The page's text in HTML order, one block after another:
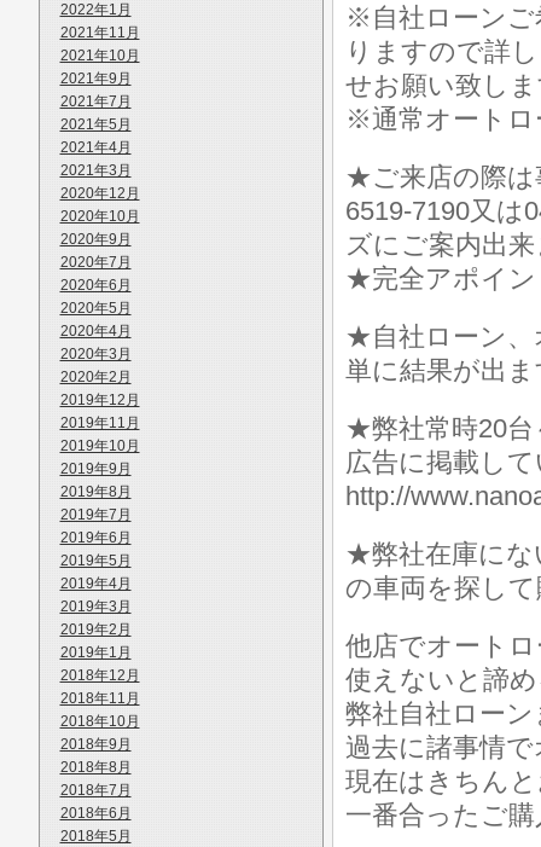
2022年1月
2021年11月
2021年10月
2021年9月
2021年7月
2021年5月
2021年4月
2021年3月
2020年12月
2020年10月
2020年9月
2020年7月
2020年6月
2020年5月
2020年4月
2020年3月
2020年2月
2019年12月
2019年11月
2019年10月
2019年9月
2019年8月
2019年7月
2019年6月
2019年5月
2019年4月
2019年3月
2019年2月
2019年1月
2018年12月
2018年11月
2018年10月
2018年9月
2018年8月
2018年7月
2018年6月
2018年5月
※自社ローンご
りますので詳
せお願い致し
※通常オートロ
★ご来店の際は
6519-7190又は
ズにご案内出
★完全アポイ
★自社ローン、
単に結果が出
★弊社常時20台
広告に掲載し
http://
★弊社在庫にな
の車両を探し
他店でオート
使えないと諦
弊社自社ロー
過去に諸事情
現在はきちん
一番合ったご